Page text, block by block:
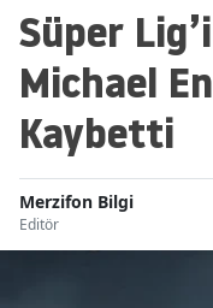
Süper
Michael
Kaybetti
Merzifon Bilgi
Editör